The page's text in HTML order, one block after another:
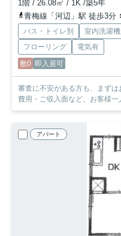
1階 / 26.08㎡ / 1K /築5年
青梅線「河辺」駅 徒歩3分
バス・トイレ別 室内洗濯
フローリング
電気有
敷0 即入居可
審査に不安がある方も、まずはお気軽
費用・ご収入面など、お客様一
アパート